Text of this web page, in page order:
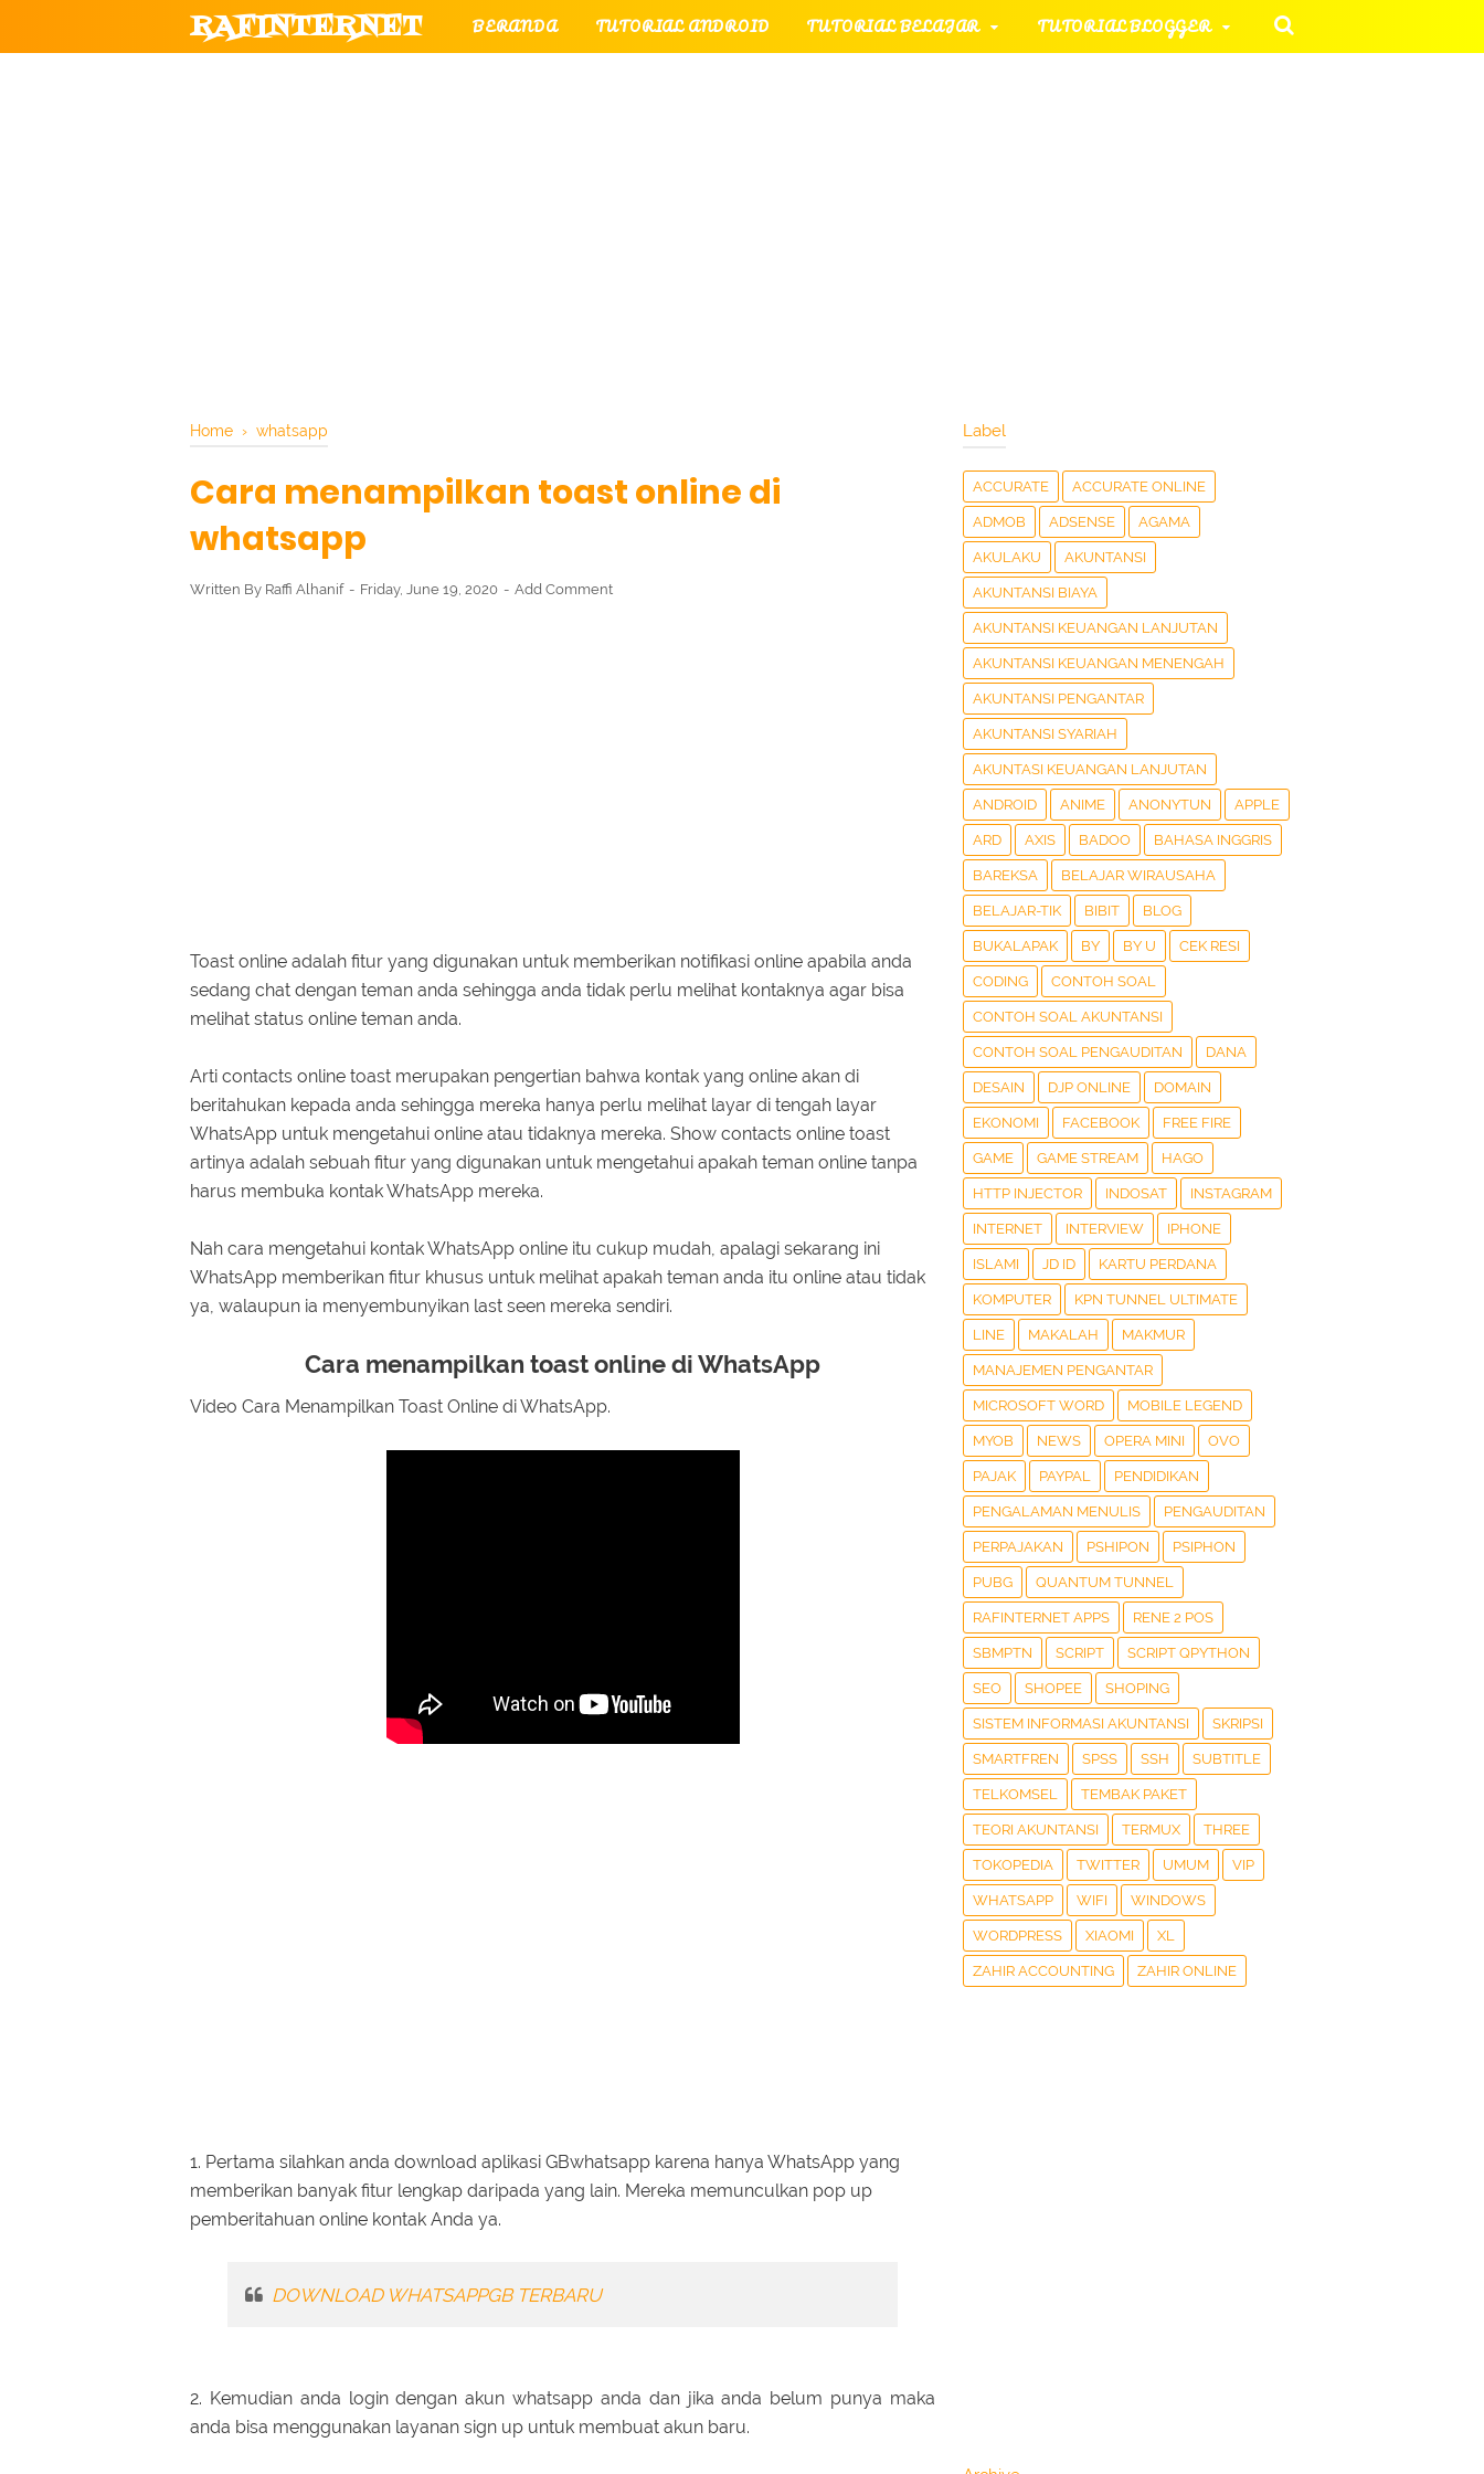
RAFINTERNET BERANDA TUTORIAL ANDROID TUTORIAL BELAJAR TUTORIAL BLOGGER
Home › whatsapp
Cara menampilkan toast online di
whatsapp
Written By Raffi Alhanif Friday, June 19, 2020 Add Comment
Toast online adalah fitur yang digunakan untuk memberikan notifikasi online apabila anda
sedang chat dengan teman anda sehingga anda tidak perlu melihat kontaknya agar bisa
melihat status online teman anda.
Arti contacts online toast merupakan pengertian bahwa kontak yang online akan di
beritahukan kepada anda sehingga mereka hanya perlu melihat layar di tengah layar
WhatsApp untuk mengetahui online atau tidaknya mereka. Show contacts online toast
artinya adalah sebuah fitur yang digunakan untuk mengetahui apakah teman online tanpa
harus membuka kontak WhatsApp mereka.
Nah cara mengetahui kontak WhatsApp online itu cukup mudah, apalagi sekarang ini
WhatsApp memberikan fitur khusus untuk melihat apakah teman anda itu online atau tidak
ya, walaupun ia menyembunyikan last seen mereka sendiri.
Cara menampilkan toast online di WhatsApp
Video Cara Menampilkan Toast Online di WhatsApp.
1. Pertama silahkan anda download aplikasi GBwhatsapp karena hanya WhatsApp yang
memberikan banyak fitur lengkap daripada yang lain. Mereka memunculkan pop up
pemberitahuan online kontak Anda ya.
DOWNLOAD WHATSAPPGB TERBARU
2. Kemudian anda login dengan akun whatsapp anda dan jika anda belum punya maka
anda bisa menggunakan layanan sign up untuk membuat akun baru.
Label
ACCURATE ACCURATE ONLINE
ADMOB ADSENSE AGAMA
AKULAKU AKUNTANSI
AKUNTANSI BIAYA
AKUNTANSI KEUANGAN LANJUTAN
AKUNTANSI KEUANGAN MENENGAH
AKUNTANSI PENGANTAR
AKUNTANSI SYARIAH
AKUNTASI KEUANGAN LANJUTAN
ANDROID ANIME ANONYTUN APPLE
ARD AXIS BADOO BAHASA INGGRIS
BAREKSA BELAJAR WIRAUSAHA
BELAJAR-TIK BIBIT BLOG
BUKALAPAK BY BY U CEK RESI
CODING CONTOH SOAL
CONTOH SOAL AKUNTANSI
CONTOH SOAL PENGAUDITAN DANA
DESAIN DJP ONLINE DOMAIN
EKONOMI FACEBOOK FREE FIRE
GAME GAME STREAM HAGO
HTTP INJECTOR INDOSAT INSTAGRAM
INTERNET INTERVIEW IPHONE
ISLAMI JD ID KARTU PERDANA
KOMPUTER KPN TUNNEL ULTIMATE
LINE MAKALAH MAKMUR
MANAJEMEN PENGANTAR
MICROSOFT WORD MOBILE LEGEND
MYOB NEWS OPERA MINI OVO
PAJAK PAYPAL PENDIDIKAN
PENGALAMAN MENULIS PENGAUDITAN
PERPAJAKAN PSHIPON PSIPHON
PUBG QUANTUM TUNNEL
RAFINTERNET APPS RENE 2 POS
SBMPTN SCRIPT SCRIPT QPYTHON
SEO SHOPEE SHOPING
SISTEM INFORMASI AKUNTANSI SKRIPSI
SMARTFREN SPSS SSH SUBTITLE
TELKOMSEL TEMBAK PAKET
TEORI AKUNTANSI TERMUX THREE
TOKOPEDIA TWITTER UMUM VIP
WHATSAPP WIFI WINDOWS
WORDPRESS XIAOMI XL
ZAHIR ACCOUNTING ZAHIR ONLINE